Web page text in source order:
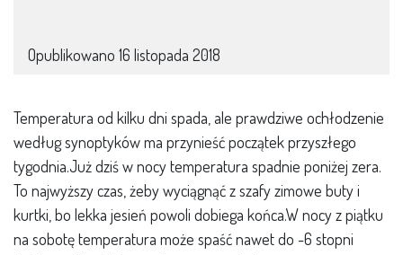
Opublikowano 16 listopada 2018
Temperatura od kilku dni spada, ale prawdziwe ochłodzenie
według synoptyków ma przynieść początek przyszłego
tygodnia.Już dziś w nocy temperatura spadnie poniżej zera.
To najwyższy czas, żeby wyciągnąć z szafy zimowe buty i
kurtki, bo lekka jesień powoli dobiega końca.W nocy z piątku
na sobotę temperatura może spaść nawet do -6 stopni